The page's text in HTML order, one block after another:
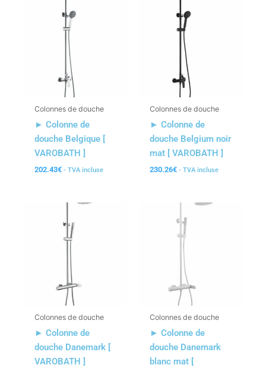
Colonnes de douche
► Colonne de
douche Belgique [
VAROBATH ]
202.43€ - TVA incluse
Colonnes de douche
► Colonne de
douche Belgium noir
mat [ VAROBATH ]
230.26€ - TVA incluse
Colonnes de douche
► Colonne de
douche Danemark [
VAROBATH ]
Colonnes de douche
► Colonne de
douche Danemark
blanc mat [